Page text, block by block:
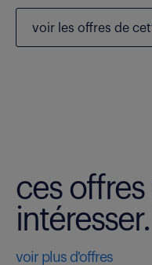
voir les offres de
ces
intéresser.
voir plus d'offres